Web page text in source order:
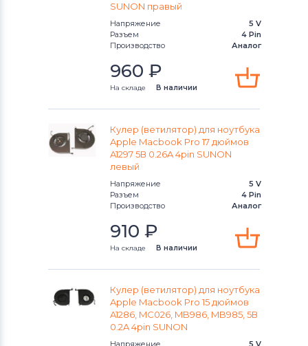
Вентиляторы (кулеры)KFTYR
Вентиляторы (кулеры)
Вентиляторы (кулеры)
Вентиляторы (кулеры)Toshiba
Вентиляторы (кулеры)Acer
Вентиляторы (кулеры)
Универсальный
Вентиляторы (кулеры)
Вентиляторы (кулеры)Casper
SUNON правый
Напряжение
5 V
Разъем
4 Pin
Производство
Аналог
960 ₽
На складе В наличии
Кулер (ветилятор) для ноутбука
Apple Macbook Pro 17 дюймов
A1297 5В 0.26A 4pin SUNON
левый
Напряжение
5 V
Разъем
4 Pin
Производство
Аналог
910 ₽
На складе В наличии
Кулер (ветилятор) для ноутбука
Apple Macbook Pro 15 дюймов
A1286, MC026, MB986, MB985, 5В
0.2A 4pin SUNON
Напряжение 5 V